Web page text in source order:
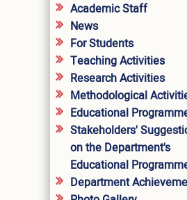
Academic Staff
News
For Students
Teaching Activities
Research Activities
Methodological
Educational
Stakeholders'
on the Department's
Educational
Department